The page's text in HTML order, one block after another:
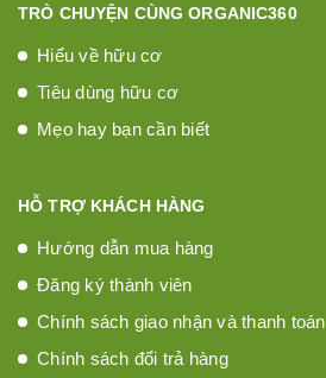
TRÒ CHUYỆN CÙNG ORGANIC360
Hiểu về hữu cơ
Tiêu dùng hữu cơ
Mẹo hay bạn cần biết
HỖ TRỢ KHÁCH HÀNG
Hướng dẫn mua hàng
Đăng ký thành viên
Chính sách giao nhận và thanh toán
Chính sách đổi trả hàng